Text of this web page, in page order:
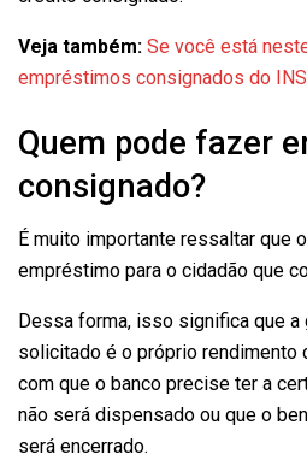
Veja também: Se você está
empréstimos consignados do
Quem pode fazer
consignado?
É muito importante ressaltar que
empréstimo para o cidadão que
Dessa forma, isso significa que
solicitado é o próprio rendimento
com que o banco precise ter a
não será dispensado ou que o
será encerrado.